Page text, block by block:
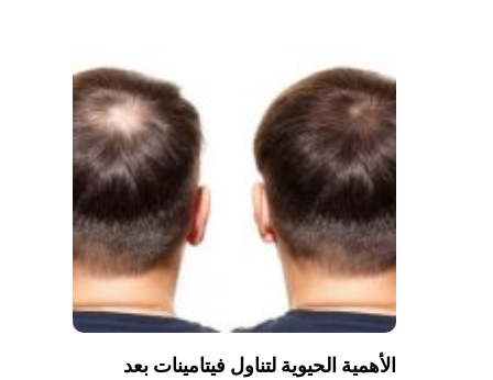
الأهمية الحيوية لتناول فيتامينات بعد